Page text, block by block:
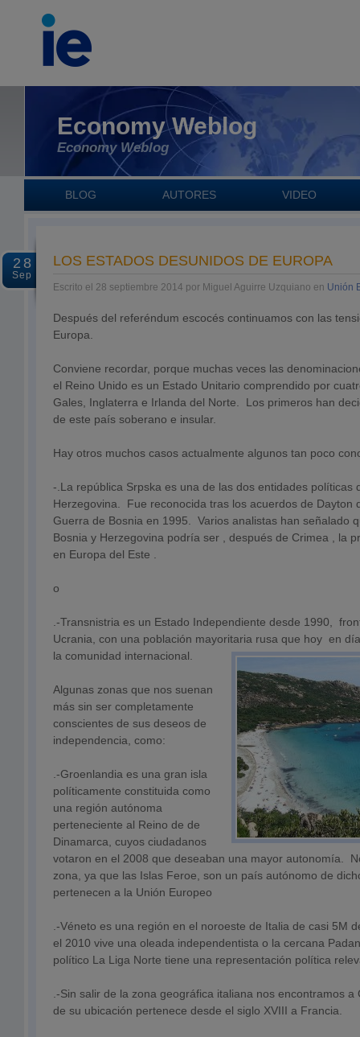
Economy Weblog
Economy Weblog
BLOG AUTORES VIDEO
28
Sep
LOS ESTADOS DESUNIDOS DE EUROPA
Escrito el 28 septiembre 2014 por Miguel Aguirre Uzquiano en Unión
Después del referéndum escocés continuamos con las
Europa.
Conviene recordar, porque muchas veces las
el Reino Unido es un Estado Unitario comprendido por
Gales, Inglaterra e Irlanda del Norte. Los primeros han
de este país soberano e insular.
Hay otros muchos casos actualmente algunos tan poco
-.La república Srpska es una de las dos entidades políticas
Herzegovina. Fue reconocida tras los acuerdos de Dayton
Guerra de Bosnia en 1995. Varios analistas han señalado
Bosnia y Herzegovina podría ser , después de Crimea , la
en Europa del Este .
o
.-Transnistria es un Estado Independiente desde 1990,
Ucrania, con una población mayoritaria rusa que hoy en
la comunidad internacional.
Algunas zonas que nos suenan
más sin ser completamente
conscientes de sus deseos de
independencia, como:
.-Groenlandia es una gran isla
políticamente constituida como
una región autónoma
perteneciente al Reino de de
Dinamarca, cuyos ciudadanos
votaron en el 2008 que deseaban una mayor autonomía.
zona, ya que las Islas Feroe, son un país autónomo de
pertenecen a la Unión Europeo
.-Véneto es una región en el noroeste de Italia de casi 5M
el 2010 vive una oleada independentista o la cercana
político La Liga Norte tiene una representación política
.-Sin salir de la zona geográfica italiana nos encontramos
de su ubicación pertenece desde el siglo XVIII a Francia.